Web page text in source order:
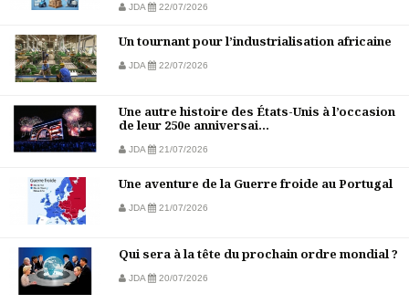
JDA 22/07/2026
Un tournant pour l’industrialisation africaine
JDA 22/07/2026
Une autre histoire des États-Unis à l’occasion
de leur 250e anniversai...
JDA 21/07/2026
Une aventure de la Guerre froide au Portugal
JDA 21/07/2026
Qui sera à la tête du prochain ordre mondial ?
JDA 20/07/2026